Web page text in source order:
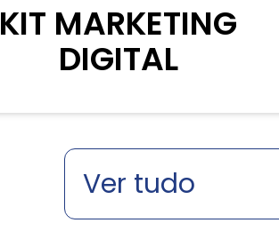
KIT MARKETING
DIGITAL